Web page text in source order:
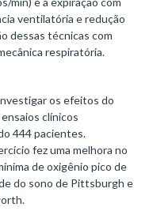
ventilatória e redução
dessas técnicas com
respiratória.
os efeitos do
clínicos
444 pacientes.
fez uma melhora no
de oxigênio pico de
do sono de Pittsburgh e